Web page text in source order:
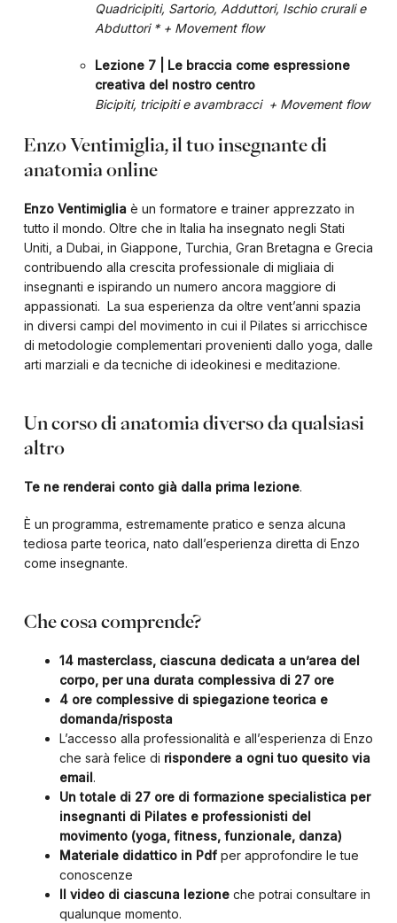
Quadricipiti, Sartorio, Adduttori, Ischio crurali e
Abduttori * + Movement flow
Lezione 7 | Le braccia come espressione
creativa del nostro centro
Bicipiti, tricipiti e avambracci + Movement flow
Enzo Ventimiglia, il tuo insegnante di
anatomia online
Enzo Ventimiglia è un formatore e trainer apprezzato in
tutto il mondo. Oltre che in Italia ha insegnato negli Stati
Uniti, a Dubai, in Giappone, Turchia, Gran Bretagna e Grecia
contribuendo alla crescita professionale di migliaia di
insegnanti e ispirando un numero ancora maggiore di
appassionati. La sua esperienza da oltre vent’anni spazia
in diversi campi del movimento in cui il Pilates si arricchisce
di metodologie complementari provenienti dallo yoga, dalle
arti marziali e da tecniche di ideokinesi e meditazione.
Un corso di anatomia diverso da qualsiasi
altro
Te ne renderai conto già dalla prima lezione.
È un programma, estremamente pratico e senza alcuna
tediosa parte teorica, nato dall’esperienza diretta di Enzo
come insegnante.
Che cosa comprende?
14 masterclass, ciascuna dedicata a un’area del
corpo, per una durata complessiva di 27 ore
4 ore complessive di spiegazione teorica e
domanda/risposta
L’accesso alla professionalità e all’esperienza di Enzo
che sarà felice di rispondere a ogni tuo quesito via
email.
Un totale di 27 ore di formazione specialistica per
insegnanti di Pilates e professionisti del
movimento (yoga, fitness, funzionale, danza)
Materiale didattico in Pdfper approfondire le tue
conoscenze
Il video di ciascuna lezioneche potrai consultare in
qualunque momento.